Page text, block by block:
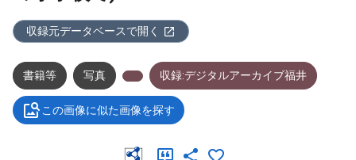
収録元データベースで開く
書籍等 写真 収録:デジタルアーカイブ福井
この画像に似た画像を探す